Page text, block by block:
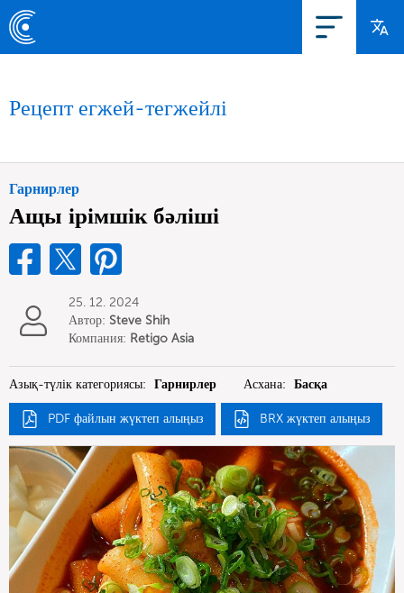
Рецепт егжей-тегжейлі
Гарнирлер
Ащы ірімшік бәліші
25. 12. 2024
Автор: Steve Shih
Компания: Retigo Asia
Азық-түлік категориясы: Гарнирлер Асхана: Басқа
PDF файлын жүктеп алыңыз BRX жүктеп алыңыз